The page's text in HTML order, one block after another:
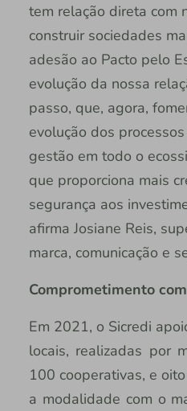
tem relação direta com
construir sociedades
adesão ao Pacto pelo
evolução da nossa
passo, que, agora,
evolução dos
gestão em todo o
que proporciona mais
segurança aos
afirma Josiane Reis,
marca, comunicação e
Comprometimento
Em 2021, o Sicredi
locais, realizadas por
100 cooperativas, e
a modalidade com o